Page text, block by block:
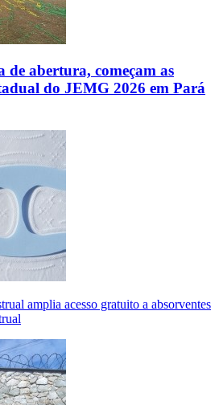
de abertura, começam as
do JEMG 2026 em Pará
amplia acesso gratuito a absorventes